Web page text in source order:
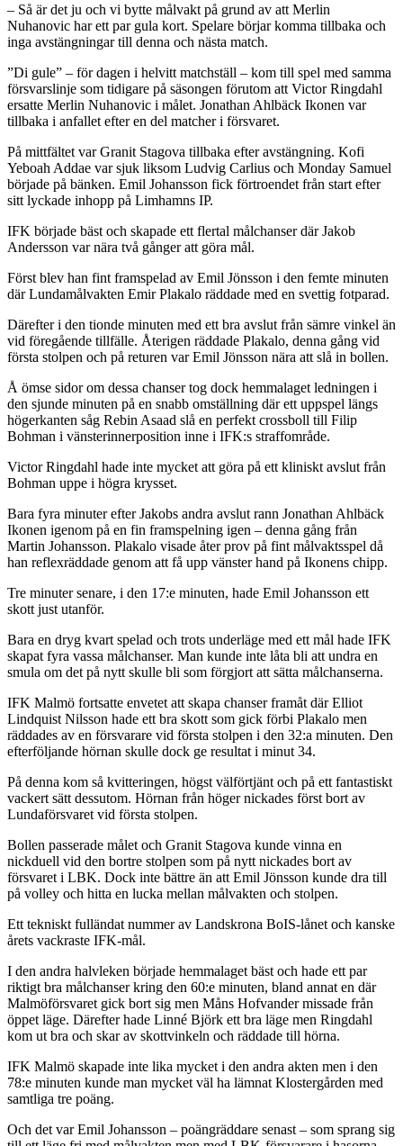
– Så är det ju och vi bytte målvakt på grund av att Merlin
Nuhanovic har ett par gula kort. Spelare börjar komma tillbaka och
inga avstängningar till denna och nästa match.
”Di gule” – för dagen i helvitt matchställ – kom till spel med samma
försvarslinje som tidigare på säsongen förutom att Victor Ringdahl
ersatte Merlin Nuhanovic i målet. Jonathan Ahlbäck Ikonen var
tillbaka i anfallet efter en del matcher i försvaret.
På mittfältet var Granit Stagova tillbaka efter avstängning. Kofi
Yeboah Addae var sjuk liksom Ludvig Carlius och Monday Samuel
började på bänken. Emil Johansson fick förtroendet från start efter
sitt lyckade inhopp på Limhamns IP.
IFK började bäst och skapade ett flertal målchanser där Jakob
Andersson var nära två gånger att göra mål.
Först blev han fint framspelad av Emil Jönsson i den femte minuten
där Lundamålvakten Emir Plakalo räddade med en svettig fotparad.
Därefter i den tionde minuten med ett bra avslut från sämre vinkel än
vid föregående tillfälle. Återigen räddade Plakalo, denna gång vid
första stolpen och på returen var Emil Jönsson nära att slå in bollen.
Å ömse sidor om dessa chanser tog dock hemmalaget ledningen i
den sjunde minuten på en snabb omställning där ett uppspel längs
högerkanten såg Rebin Asaad slå en perfekt crossboll till Filip
Bohman i vänsterinnerposition inne i IFK:s straffområde.
Victor Ringdahl hade inte mycket att göra på ett kliniskt avslut från
Bohman uppe i högra krysset.
Bara fyra minuter efter Jakobs andra avslut rann Jonathan Ahlbäck
Ikonen igenom på en fin framspelning igen – denna gång från
Martin Johansson. Plakalo visade åter prov på fint målvaktsspel då
han reflexräddade genom att få upp vänster hand på Ikonens chipp.
Tre minuter senare, i den 17:e minuten, hade Emil Johansson ett
skott just utanför.
Bara en dryg kvart spelad och trots underläge med ett mål hade IFK
skapat fyra vassa målchanser. Man kunde inte låta bli att undra en
smula om det på nytt skulle bli som förgjort att sätta målchanserna.
IFK Malmö fortsatte envetet att skapa chanser framåt där Elliot
Lindquist Nilsson hade ett bra skott som gick förbi Plakalo men
räddades av en försvarare vid första stolpen i den 32:a minuten. Den
efterföljande hörnan skulle dock ge resultat i minut 34.
På denna kom så kvitteringen, högst välförtjänt och på ett fantastiskt
vackert sätt dessutom. Hörnan från höger nickades först bort av
Lundaförsvaret vid första stolpen.
Bollen passerade målet och Granit Stagova kunde vinna en
nickduell vid den bortre stolpen som på nytt nickades bort av
försvaret i LBK. Dock inte bättre än att Emil Jönsson kunde dra till
på volley och hitta en lucka mellan målvakten och stolpen.
Ett tekniskt fulländat nummer av Landskrona BoIS-lånet och kanske
årets vackraste IFK-mål.
I den andra halvleken började hemmalaget bäst och hade ett par
riktigt bra målchanser kring den 60:e minuten, bland annat en där
Malmöförsvaret gick bort sig men Måns Hofvander missade från
öppet läge. Därefter hade Linné Björk ett bra läge men Ringdahl
kom ut bra och skar av skottvinkeln och räddade till hörna.
IFK Malmö skapade inte lika mycket i den andra akten men i den
78:e minuten kunde man mycket väl ha lämnat Klostergården med
samtliga tre poäng.
Och det var Emil Johansson – poängräddare senast – som sprang sig